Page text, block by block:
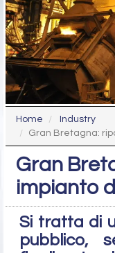
Home
Industry
Gran Bretagna:
Gran
impianto
Si tratta di
pubblico,